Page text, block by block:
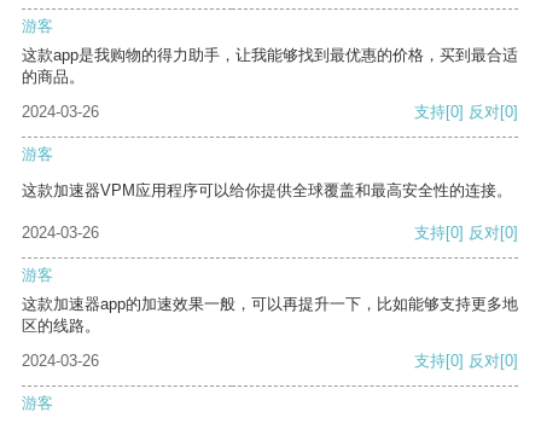
游客
这款app是我购物的得力助手，让我能够找到最优惠的价格，买到最合适
的商品。
2024-03-26
支持[0] 反对[0]
游客
这款加速器VPM应用程序可以给你提供全球覆盖和最高安全性的连接。
2024-03-26 支持[0] 反对[0]
游客
这款加速器app的加速效果一般，可以再提升一下，比如能够支持更多地
区的线路。
2024-03-26
支持[0] 反对[0]
游客